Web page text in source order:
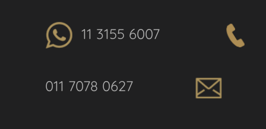
11 3155 6007
011 7078 0627